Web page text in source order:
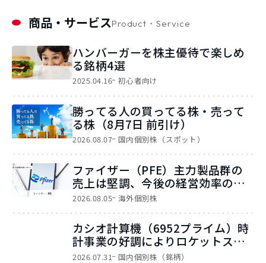
商品・サービスProduct・Service
2025.04.16
ハンバーガーを株主優待で楽しめ
る銘柄4選
初心者向け
2026.08.07
勝ってる人の買ってる株・売って
る株（8月7日 前引け）
国内個別株（スポット）
2026.08.05
ファイザー（PFE）主力製品群の
売上は堅調、今後の経営効率の向
上に期待海外個別株
2026.07.31
カシオ計算機（6952プライム）時
計事業の好調によりロケットスタ
ート
国内個別株（銘柄）